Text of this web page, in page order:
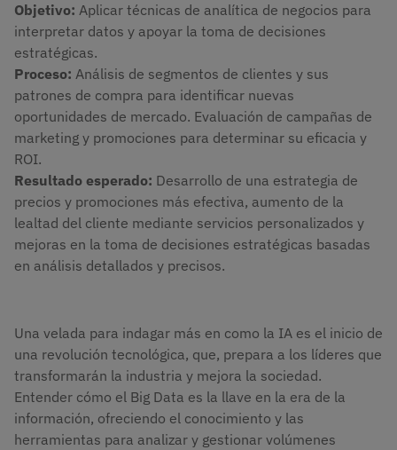
Objetivo: Aplicar técnicas de analítica de negocios para
interpretar datos y apoyar la toma de decisiones
estratégicas.
Proceso: Análisis de segmentos de clientes y sus
patrones de compra para identificar nuevas
oportunidades de mercado. Evaluación de campañas de
marketing y promociones para determinar su eficacia y
ROI.
Resultado esperado: Desarrollo de una estrategia de
precios y promociones más efectiva, aumento de la
lealtad del cliente mediante servicios personalizados y
mejoras en la toma de decisiones estratégicas basadas
en análisis detallados y precisos.
Una velada para indagar más en como la IA es el inicio de
una revolución tecnológica, que, prepara a los líderes que
transformarán la industria y mejora la sociedad.
Entender cómo el Big Data es la llave en la era de la
información, ofreciendo el conocimiento y las
herramientas para analizar y gestionar volúmenes